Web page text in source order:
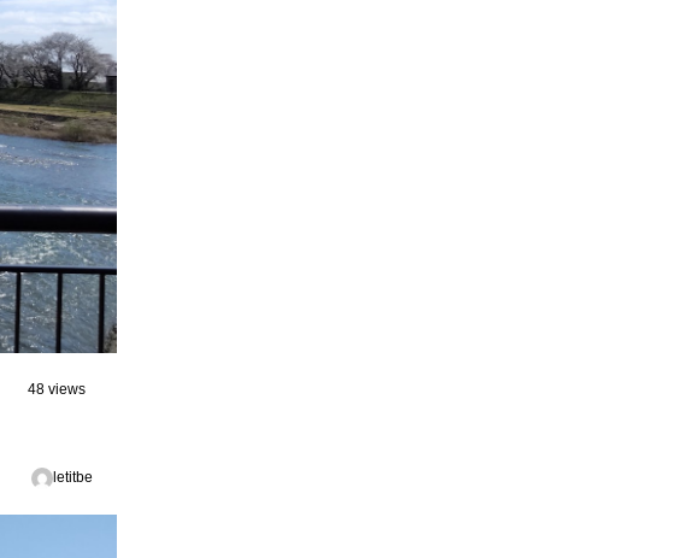
48 views
letitbe